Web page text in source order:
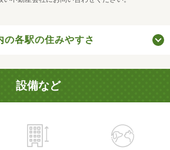
の各駅の住みやすさ
設備など